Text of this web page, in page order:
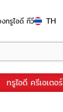
ทรูไอดี ทีวี TH
ทรูไอดี ครีเอเตอร์